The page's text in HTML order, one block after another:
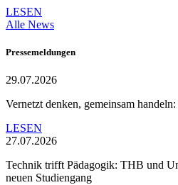
LESEN
Alle News
Pressemeldungen
29.07.2026
Vernetzt denken, gemeinsam
LESEN
27.07.2026
Technik trifft Pädagogik: THB und
neuen Studiengang